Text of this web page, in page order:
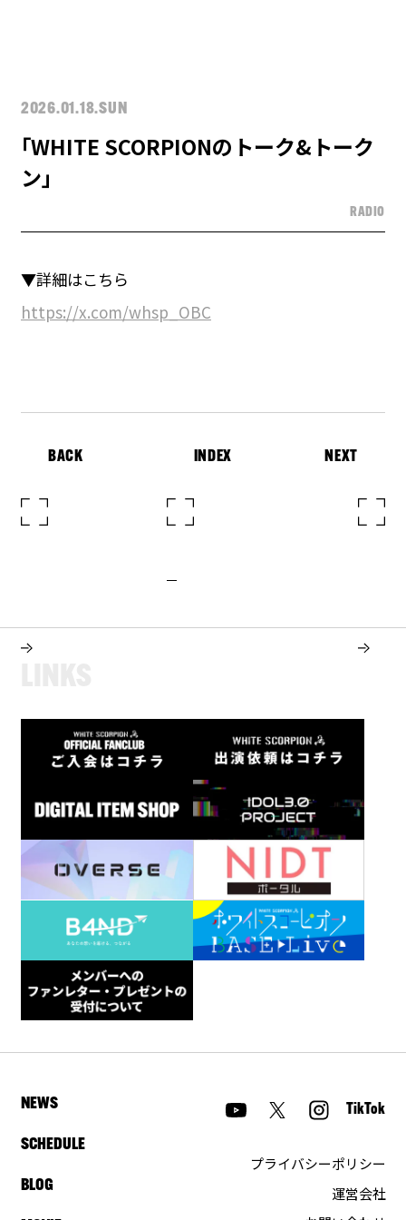
2026.01.18.SUN
｢WHITE SCORPIONのトーク&トーク
ン｣
RADIO
▼詳細はこちら
https://x.com/whsp_OBC
BACK INDEX NEXT
NEWS
SCHEDULE
BLOG
TikTok
プライバシーポリシー
運営会社